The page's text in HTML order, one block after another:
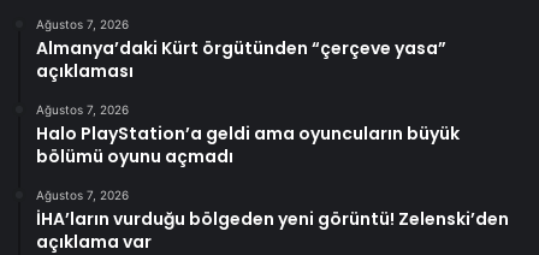
Ağustos 7, 2026
Almanya’daki Kürt örgütünden “çerçeve yasa”
açıklaması
Ağustos 7, 2026
Halo PlayStation’a geldi ama oyuncuların büyük
bölümü oyunu açmadı
Ağustos 7, 2026
İHA’ların vurduğu bölgeden yeni görüntü! Zelenski’den
açıklama var